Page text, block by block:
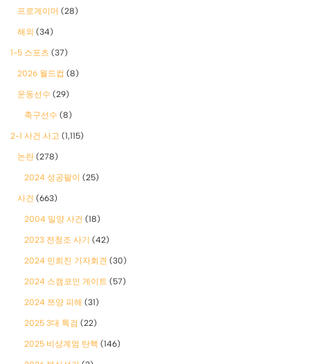
프로게이머 (28)
해외 (34)
1-5 스포츠 (37)
2026 월드컵 (8)
운동선수 (29)
축구선수 (8)
2-1 사건 사고 (1,115)
논란 (278)
2024 성공팔이 (25)
사건 (663)
2004 밀양 사건 (18)
2023 전청조 사기 (42)
2024 민희진 기자회견 (30)
2024 스캠코인 게이트 (57)
2024 쯔양 피해 (31)
2025 3대 특검 (22)
2025 비상계엄 탄핵 (146)